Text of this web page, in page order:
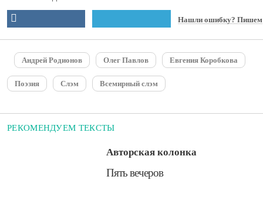
Нашли ошибку? Пишем
Андрей Родионов Олег Павлов Евгения Коробкова
Поэзия Слэм Всемирный слэм
РЕКОМЕНДУЕМ ТЕКСТЫ
Авторская колонка
​Пять вечеров